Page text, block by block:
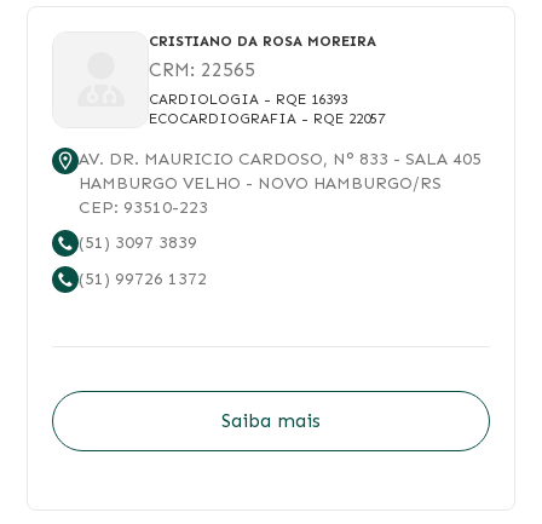
CRISTIANO DA ROSA MOREIRA
CRM: 22565
CARDIOLOGIA - RQE 16393
ECOCARDIOGRAFIA - RQE 22057
AV. DR. MAURICIO CARDOSO, N° 833 - SALA 405
HAMBURGO VELHO - NOVO HAMBURGO/RS
CEP: 93510-223
(51) 3097 3839
(51) 99726 1372
Saiba mais